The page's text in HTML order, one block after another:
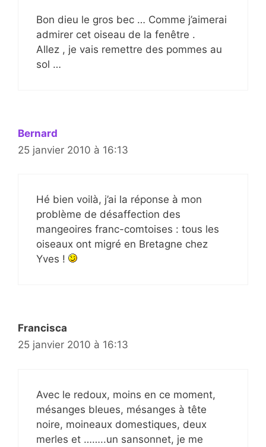
Bon dieu le gros bec … Comme j’aimerai
admirer cet oiseau de la fenêtre .
Allez , je vais remettre des pommes au
sol …
Bernard
25 janvier 2010 à 16:13
Hé bien voilà, j’ai la réponse à mon
problème de désaffection des
mangeoires franc-comtoises : tous les
oiseaux ont migré en Bretagne chez
Yves !
Francisca
25 janvier 2010 à 16:13
Avec le redoux, moins en ce moment,
mésanges bleues, mésanges à tête
noire, moineaux domestiques, deux
merles et ……..un sansonnet, je me